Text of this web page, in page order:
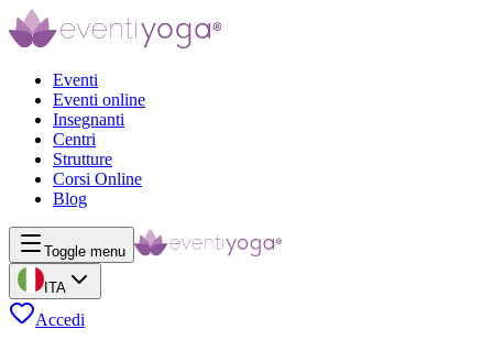
Eventi
Eventi online
Insegnanti
Centri
Strutture
Corsi Online
Blog
Toggle menu
ITA
Accedi